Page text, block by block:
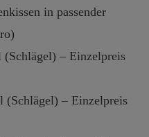
in passender
– Einzelpreis
– Einzelpreis